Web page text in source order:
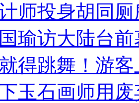
师投身胡同
瑜访大陆台
得跳舞！游客
玉石画师用